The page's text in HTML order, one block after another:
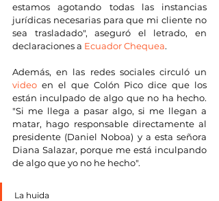
estamos agotando todas las instancias
jurídicas necesarias para que mi cliente no
sea trasladado", aseguró el letrado, en
declaraciones a Ecuador Chequea.
video en el que Colón Pico dice que los
están inculpado de algo que no ha hecho.
"Si me llega a pasar algo, si me llegan a
matar, hago responsable directamente al
presidente (Daniel Noboa) y a esta señora
Diana Salazar, porque me está inculpando
de algo que yo no he hecho".
La huida